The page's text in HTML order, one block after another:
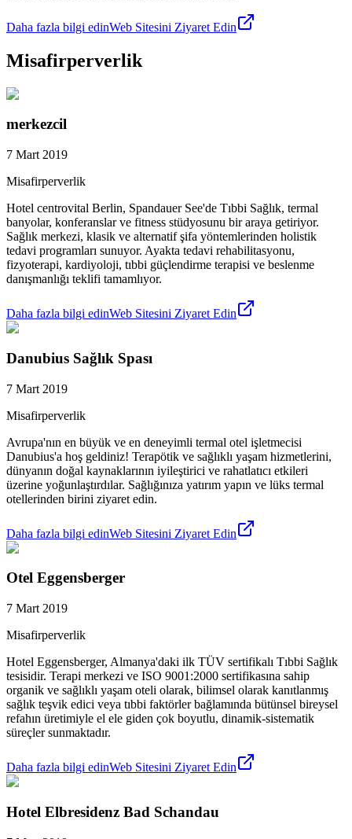
Daha fazla bilgi edinWeb Sitesini Ziyaret Edin
Misafirperverlik
merkezcil
7 Mart 2019
Misafirperverlik
Hotel centrovital Berlin, Spandauer See'de Tıbbi Sağlık, termal
banyolar, konferanslar ve fitness stüdyosunu bir araya getiriyor.
Sağlık merkezi, klasik ve alternatif şifa yöntemlerinden holistik
tedavi programları sunuyor. Ayakta tedavi rehabilitasyonu,
fizyoterapi, kardiyoloji, tıbbi güçlendirme terapisi ve beslenme
danışmanlığı teklifi tamamlıyor.
Daha fazla bilgi edinWeb Sitesini Ziyaret Edin
Danubius Sağlık Spası
7 Mart 2019
Misafirperverlik
Avrupa'nın en büyük ve en deneyimli termal otel işletmecisi
Danubius'a hoş geldiniz! Terapötik ve sağlıklı yaşam hizmetlerini,
dünyanın doğal kaynaklarının iyileştirici ve rahatlatıcı etkileri
üzerine yoğunlaştırdılar. Sağlığınıza yatırım yapın ve lüks termal
otellerinden birini ziyaret edin.
Daha fazla bilgi edinWeb Sitesini Ziyaret Edin
Otel Eggensberger
7 Mart 2019
Misafirperverlik
Hotel Eggensberger, Almanya'daki ilk TÜV sertifikalı Tıbbi Sağlık
tesisidir. Terapi merkezi ve ISO 9001:2000 sertifikasına sahip
organik ve sağlıklı yaşam oteli olarak, bilimsel olarak kanıtlanmış
sağlık teşvik edici veya tıbbi faktörler bağlamında bütünsel bireysel
refahın üretimiyle el ele giden çok boyutlu, dinamik-sistematik
süreçler sunmaktadır.
Daha fazla bilgi edinWeb Sitesini Ziyaret Edin
Hotel Elbresidenz Bad Schandau